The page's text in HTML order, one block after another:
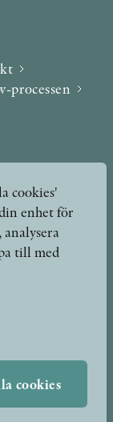
processen
cookies'
enhet för
till med
cookies